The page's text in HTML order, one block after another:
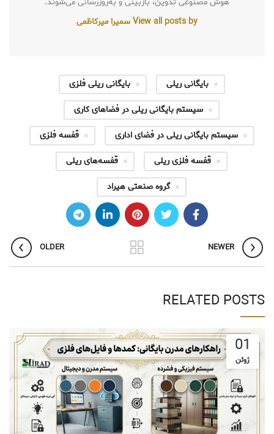
View all posts by سمیرا میرکاظمی
بایگانی ریلی
بایگانی ریلی فلزی
سیستم بایگانی ریلی در فضاهای کاری
سیستم بایگانی ریلی در فضای اداری
قفسه فلزی
قفسه فلزی ریلی
قفسه‌های ریلی
گروه صنعتی هیراد
NEWER
OLDER
RELATED POSTS
01
ژوئن